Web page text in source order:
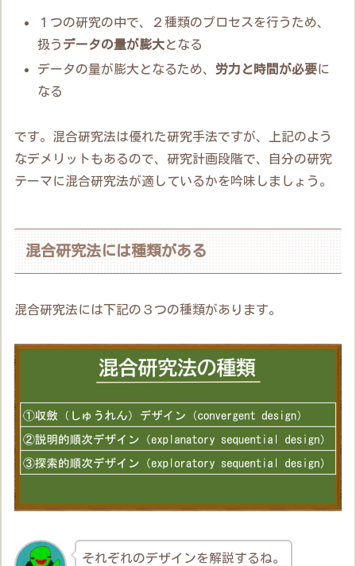
１つの研究の中で、２種類のプロセスを行うため、
扱う データの量が膨大となる
データの量が膨大となるため、 労力と時間が必要に
なる
です。混合研究法は優れた研究手法ですが、上記のよう
なデメリットもあるので、研究計画段階で、自分の研究
テーマに混合研究法が適しているかを吟味しましょう。
混合研究法には種類がある
混合研究法には下記の３つの種類があります。
それぞれのデザインを解説するね。